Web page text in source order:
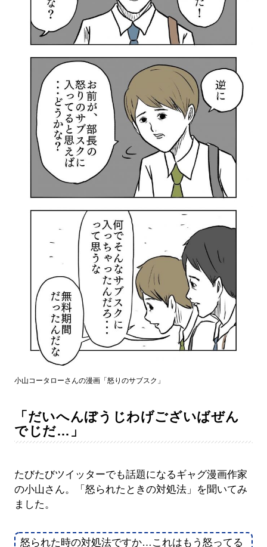
小山コータローさんの漫画「怒りのサブスク」
「だいへんぼうじわげございばぜん
でじだ…」
たびたびツイッターでも話題になるギャグ漫画作家
の小山さん。「怒られたときの対処法」を聞いてみ
ました。
怒られた時の対処法ですか…これはもう怒ってる